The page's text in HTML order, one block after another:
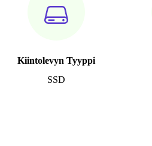
Kiintolevyn Tyyppi
SSD